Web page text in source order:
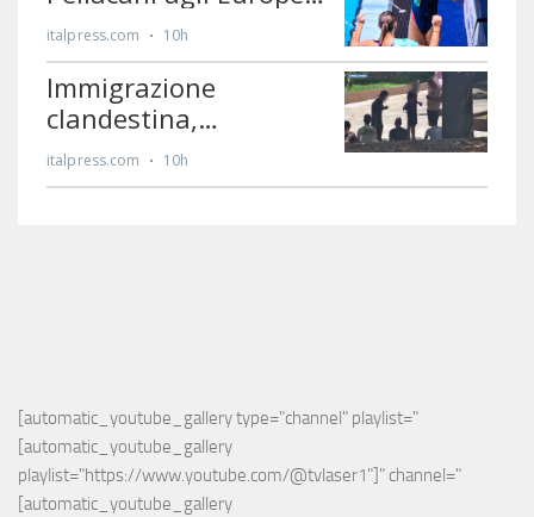
[automatic_youtube_gallery type="channel" playlist="
[automatic_youtube_gallery
playlist="https://www.youtube.com/@tvlaser1"]" channel="
[automatic_youtube_gallery